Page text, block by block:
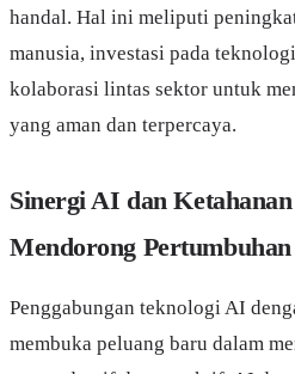
handal. Hal ini meliputi
manusia, investasi pada
kolaborasi lintas sektor untuk
yang aman dan terpercaya.
Sinergi AI dan
Mendorong Pertumbuhan
Penggabungan teknologi AI
membuka peluang baru dalam